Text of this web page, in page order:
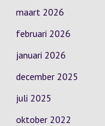
maart 2026
februari 2026
januari 2026
december 2025
juli 2025
oktober 2022